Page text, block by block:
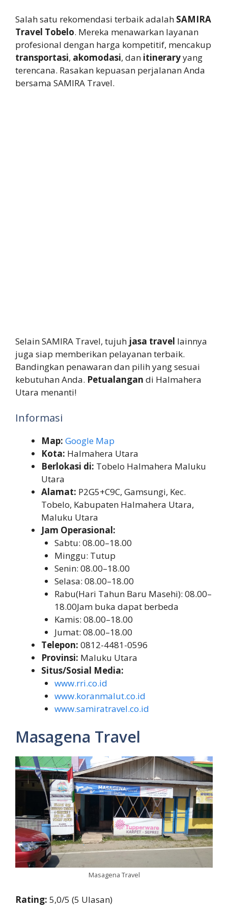
Salah satu rekomendasi terbaik adalah SAMIRA
Travel Tobelo. Mereka menawarkan layanan
profesional dengan harga kompetitif, mencakup
transportasi, akomodasi, dan itineraryyang
terencana. Rasakan kepuasan perjalanan Anda
bersama SAMIRA Travel.
Selain SAMIRA Travel, tujuh jasa travel lainnya
juga siap memberikan pelayanan terbaik.
Bandingkan penawaran dan pilih yang sesuai
kebutuhan Anda. Petualangan di Halmahera
Utara menanti!
Informasi
Map: Google Map
Kota: Halmahera Utara
Berlokasi di: Tobelo Halmahera Maluku
Utara
Alamat: P2G5+C9C, Gamsungi, Kec.
Tobelo, Kabupaten Halmahera Utara,
Maluku Utara
Jam Operasional:
Sabtu: 08.00–18.00
Minggu: Tutup
Senin: 08.00–18.00
Selasa: 08.00–18.00
Rabu(Hari Tahun Baru Masehi): 08.00–
18.00Jam buka dapat berbeda
Kamis: 08.00–18.00
Jumat: 08.00–18.00
Telepon: 0812-4481-0596
Provinsi: Maluku Utara
Situs/Sosial Media:
www.rri.co.id
www.koranmalut.co.id
www.samiratravel.co.id
Masagena Travel
Masagena Travel
Rating: 5,0/5 (5 Ulasan)